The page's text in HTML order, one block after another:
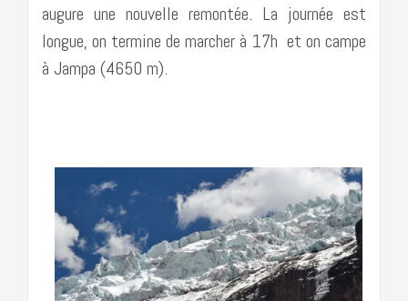
augure une nouvelle remontée. La journée est
longue, on termine de marcher à 17h et on campe
à Jampa (4650 m).